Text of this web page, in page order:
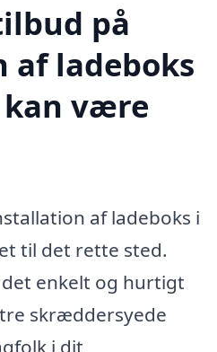
på
ladeboks
være
af ladeboks i
til det rette sted.
enkelt og hurtigt
skræddersyede
i dit